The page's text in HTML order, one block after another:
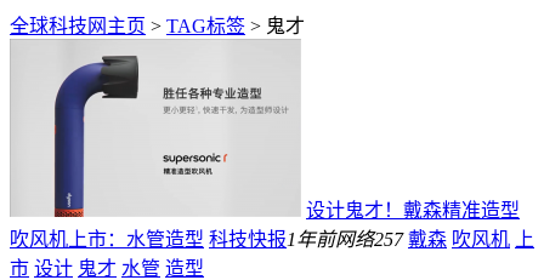
全球科技网主页 > TAG标签 > 鬼才
设计鬼才！戴森精准造型
吹风机上市：水管造型 科技快报1年前网络257 戴森 吹风机
上
市 设计 鬼才 水管 造型